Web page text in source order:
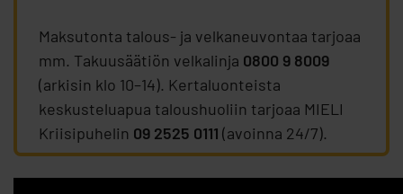
Maksutonta talous- ja velkaneuvontaa tarjoaa
mm. Takuusäätiön velkalinja 0800 9 8009
(arkisin klo 10–14). Kertaluonteista
keskusteluapua taloushuoliin tarjoaa MIELI
Kriisipuhelin 09 2525 0111 (avoinna 24/7).